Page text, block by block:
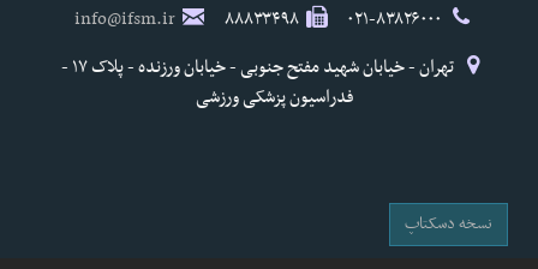
۸۸۸۳۳۴۹۸
info@ifsm.ir
تهران - خیابان شهید مفتح جنوبی - خیابان ورزنده - پلاک ۱۷ -
فدراسیون پزشکی ورزشی
نسخه دسکتاپ